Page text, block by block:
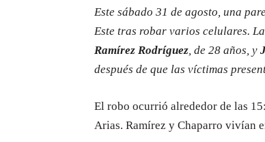
Este sábado 31 de agosto, una
Este tras robar varios celulares.
Ramírez Rodríguez, de 28 años, y
después de que las víctimas
El robo ocurrió alrededor de las
Arias. Ramírez y Chaparro vivían